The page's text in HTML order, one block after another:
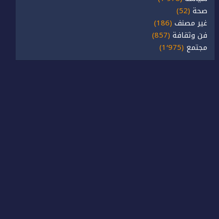
صحة (52)
غير مصنف (186)
فن وثقافة (857)
مجتمع (1٬975)